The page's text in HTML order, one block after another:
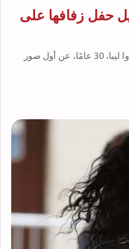
حفل زفافها على
كتب- باسم العاصي كشفت المغنية البريطانية دوا ليبا، 30 عامًا، عن أول صور